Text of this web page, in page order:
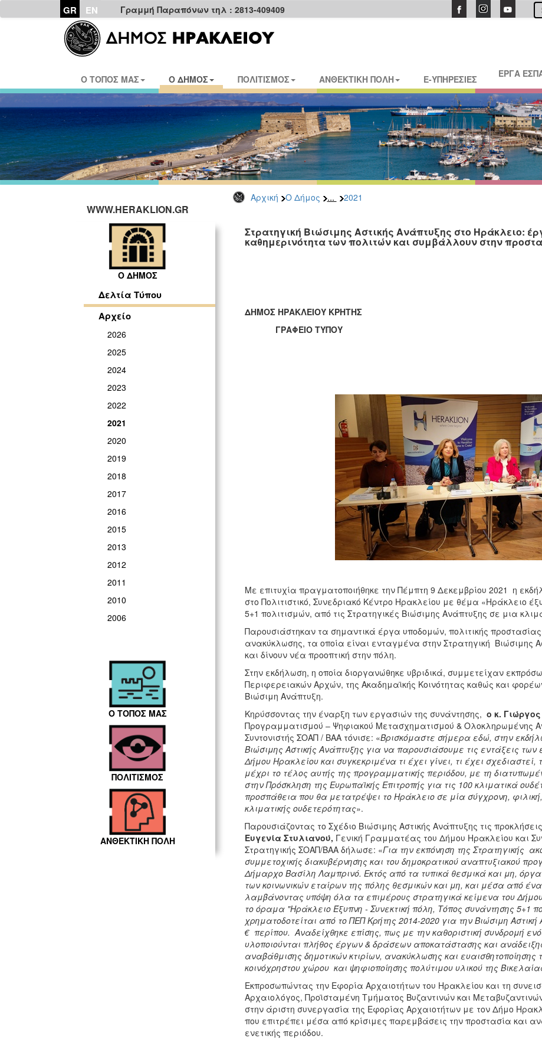
GR EN Γραμμή Παραπόνων τηλ : 2813-409409
Ο ΤΟΠΟΣ ΜΑΣ Ο ΔΗΜΟΣ ΠΟΛΙΤΙΣΜΟΣ ΑΝΘΕΚΤΙΚΗ ΠΟΛΗ E-ΥΠΗΡΕΣΙΕΣ ΕΡΓΑ
Αρχική Ο Δήμος ... 2021
WWW.HERAKLION.GR
Ο ΔΗΜΟΣ
Δελτία Τύπου
Αρχείο
2026
2025
2024
2023
2022
2021
2020
2019
2018
2017
2016
2015
2013
2012
2011
2010
2006
Ο ΤΟΠΟΣ ΜΑΣ
ΠΟΛΙΤΙΣΜΟΣ
ΑΝΘΕΚΤΙΚΗ ΠΟΛΗ
Στρατηγική Βιώσιμης Αστικής Ανάπτυξης στο Ηράκλειο:
καθημερινότητα των πολιτών και συμβάλλουν στην
ΔΗΜΟΣ ΗΡΑΚΛΕΙΟΥ ΚΡΗΤΗΣ
ΓΡΑΦΕΙΟ ΤΥΠΟΥ
Με επιτυχία πραγματοποιήθηκε την Πέμπτη 9 Δεκεμβρίου 2021 η
στο Πολιτιστικό, Συνεδριακό Κέντρο Ηρακλείου με θέμα «Ηράκλειο
5+1 πολιτισμών, από τις Στρατηγικές Βιώσιμης Ανάπτυξης σε μια
Παρουσιάστηκαν τα σημαντικά έργα υποδομών, πολιτικής
ανακύκλωσης, τα οποία είναι ενταγμένα στην Στρατηγική Βιώσιμης
και δίνουν νέα προοπτική στην πόλη.
Στην εκδήλωση, η οποία διοργανώθηκε υβριδικά, συμμετείχαν
Περιφερειακών Αρχών, της Ακαδημαϊκής Κοινότητας καθώς και
Βιώσιμη Ανάπτυξη.
Κηρύσσοντας την έναρξη των εργασιών της συνάντησης, o κ.
Προγραμματισμού – Ψηφιακού Μετασχηματισμού & Ολοκληρωμένης
Συντονιστής ΣΟΑΠ / ΒΑΑ τόνισε: «Βρισκόμαστε σήμερα εδώ, στην
Βιώσιμης Αστικής Ανάπτυξης για να παρουσιάσουμε τις εντάξεις
Δήμου Ηρακλείου και συγκεκριμένα τι έχει γίνει, τι έχει σχεδιαστεί,
μέχρι το τέλος αυτής της προγραμματικής περιόδου, με τη
στην Πρόσκληση της Ευρωπαϊκής Επιτροπής για τις 100 κλιματικά
προσπάθεια που θα μετατρέψει το Ηράκλειο σε μία σύγχρονη,
κλιματικής ουδετερότητας».
Παρουσιάζοντας το Σχέδιο Βιώσιμης Αστικής Ανάπτυξης τις
Ευγενία Στυλιανού, Γενική Γραμματέας του Δήμου Ηρακλείου και
Στρατηγικής ΣΟΑΠ/ΒΑΑ δήλωσε: «Για την εκπόνηση της Στρατηγικής
συμμετοχικής διακυβέρνησης και του δημοκρατικού αναπτυξιακού
Δήμαρχο Βασίλη Λαμπρινό. Εκτός από τα τυπικά θεσμικά και μη,
των κοινωνικών εταίρων της πόλης θεσμικών και μη, και μέσα από
λαμβάνοντας υπόψη όλα τα επιμέρους στρατηγικά κείμενα του
το όραμα "Ηράκλειο Έξυπνη - Συνεκτική πόλη, Τόπος συνάντησης 5+1
χρηματοδοτείται από το ΠΕΠ Κρήτης 2014-2020 για την Βιώσιμη
€ περίπου. Αναδείχθηκε επίσης, πως με την καθοριστική συνδρομή
υλοποιούνται πλήθος έργων & δράσεων αποκατάστασης και
αναβάθμισης δημοτικών κτιρίων, ανακύκλωσης και
κοινόχρηστου χώρου και ψηφιοποίησης πολύτιμου υλικού της
Εκπροσωπώντας την Εφορία Αρχαιοτήτων του Ηρακλείου και τη
Αρχαιολόγος, Προϊσταμένη Τμήματος Βυζαντινών και
στην άριστη συνεργασία της Εφορίας Αρχαιοτήτων με τον Δήμο
που επιτρέπει μέσα από κρίσιμες παρεμβάσεις την προστασία και
ενετικής περιόδου.